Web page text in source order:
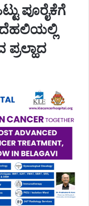
ಪೂರೈಕೆಗೆ
ದೆಹಲಿಯಲ್ಲಿ